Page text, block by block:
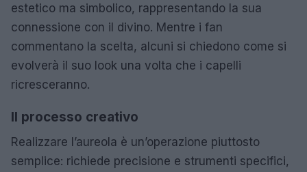
estetico ma simbolico, rappresentando la sua
connessione con il divino. Mentre i fan
commentano la scelta, alcuni si chiedono come si
evolverà il suo look una volta che i capelli
ricresceranno.
Il processo creativo
Realizzare l’aureola è un’operazione piuttosto
semplice: richiede precisione e strumenti specifici,